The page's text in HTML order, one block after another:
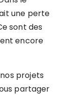
une perte
sont des
encore
projets
partager